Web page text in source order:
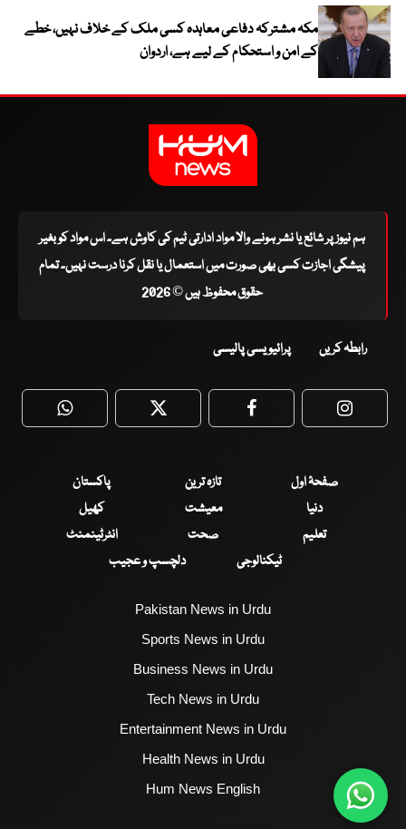
مکہ مشترکہ دفاعی معاہدہ کسی ملک کے خلاف نہیں، خطے
کے امن و استحکام کے لیے ہے، اردوان
ہم نیوز پر شائع یا نشر ہونے والا مواد ادارتی ٹیم کی کاوش ہے۔ اس مواد کو بغیر
پیشگی اجازت کسی بھی صورت میں استعمال یا نقل کرنا درست نہیں۔ تمام
حقوق محفوظ ہیں © 2026
رابطہ کریں پرائیویسی پالیسی
WhatsApp Twitter Facebook
صفحۂ اول تازہ ترین
پاکستان
دنیا
معیشت
کھیل
تعلیم
صحت
انٹرٹینمنٹ
ٹیکنالوجی
دلچسپ و عجیب
Pakistan News in Urdu
Sports News in Urdu
Business News in Urdu
Tech News in Urdu
Entertainment News in Urdu
Health News in Urdu
Hum News English